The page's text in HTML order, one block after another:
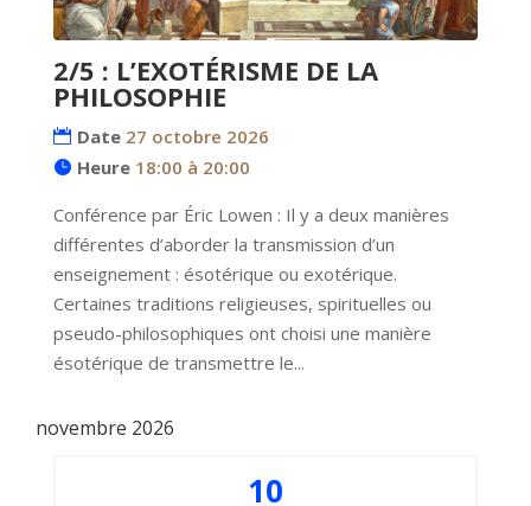
2/5 : L’EXOTÉRISME DE LA
PHILOSOPHIE
Date 27 octobre 2026
Heure 18:00 à 20:00
Conférence par Éric Lowen : Il y a deux manières
différentes d’aborder la transmission d’un
enseignement : ésotérique ou exotérique.
Certaines traditions religieuses, spirituelles ou
pseudo-philosophiques ont choisi une manière
ésotérique de transmettre le...
novembre 2026
10